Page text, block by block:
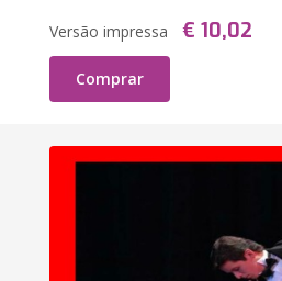
Versão impressa € 10,02
Comprar